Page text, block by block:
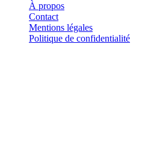
À propos
Contact
Mentions légales
Politique de confidentialité